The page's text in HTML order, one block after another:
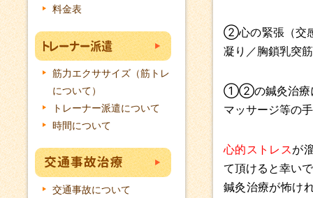
料金表
筋力エクササイズ（筋トレ
について）
トレーナー派遣について
時間について
交通事故について
②心の緊張（交
凝り／胸鎖乳突
①②の鍼灸治療
マッサージ等の
心的ストレスが
て頂けると幸い
鍼灸治療が怖け